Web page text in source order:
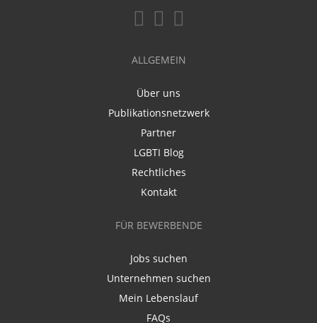
ALLGEMEIN
Über uns
Publikationsnetzwerk
Partner
LGBTI Blog
Rechtliches
Kontakt
FÜR BEWERBENDE
Jobs suchen
Unternehmen suchen
Mein Lebenslauf
FAQs